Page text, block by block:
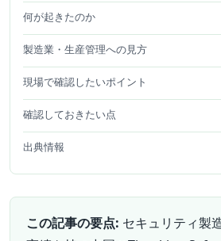
何が起きたのか
製造業・生産管理への見方
現場で確認したいポイント
確認しておきたい点
出典情報
この記事の要点: セキュリティ製